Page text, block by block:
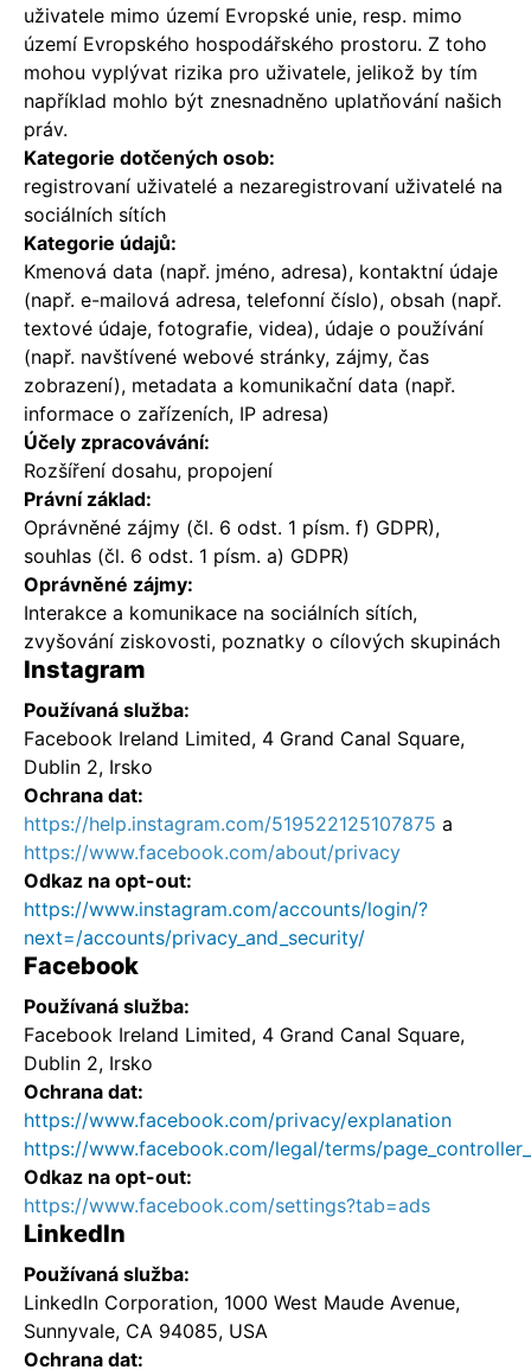
uživatele mimo území Evropské unie, resp. mimo
území Evropského hospodářského prostoru. Z toho
mohou vyplývat rizika pro uživatele, jelikož by tím
například mohlo být znesnadněno uplatňování našich
práv.
Kategorie dotčených osob:
registrovaní uživatelé a nezaregistrovaní uživatelé na
sociálních sítích
Kategorie údajů:
Kmenová data (např. jméno, adresa), kontaktní údaje
(např. e-mailová adresa, telefonní číslo), obsah (např.
textové údaje, fotografie, videa), údaje o používání
(např. navštívené webové stránky, zájmy, čas
zobrazení), metadata a komunikační data (např.
informace o zařízeních, IP adresa)
Účely zpracovávání:
Rozšíření dosahu, propojení
Právní základ:
Oprávněné zájmy (čl. 6 odst. 1 písm. f) GDPR),
souhlas (čl. 6 odst. 1 písm. a) GDPR)
Oprávněné zájmy:
Interakce a komunikace na sociálních sítích,
zvyšování ziskovosti, poznatky o cílových skupinách
Instagram
Používaná služba:
Facebook Ireland Limited, 4 Grand Canal Square,
Dublin 2, Irsko
Ochrana dat:
https://help.instagram.com/519522125107875 a
https://www.facebook.com/about/privacy
Odkaz na opt-out:
https://www.instagram.com/accounts/login/?
next=/accounts/privacy_and_security/
Facebook
Používaná služba:
Facebook Ireland Limited, 4 Grand Canal Square,
Dublin 2, Irsko
Ochrana dat:
https://www.facebook.com/privacy/explanation
https://www.facebook.com/legal/terms/
Odkaz na opt-out:
https://www.facebook.com/settings?tab=ads
LinkedIn
Používaná služba:
LinkedIn Corporation, 1000 West Maude Avenue,
Sunnyvale, CA 94085, USA
Ochrana dat: